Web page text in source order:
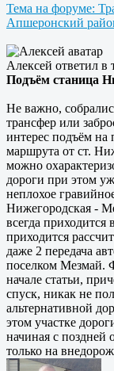
Тема на форуме:
Апшеронский
Алексей ответил в
Подъём станица
Не важно,
трансфер или
интерес подъём на
маршрута от ст.
можно
дороги при этом
неплохое
Нижегородская -
всегда
приходится
даже 2 передача
поселком Мезмай.
начале статьи,
спуск, никак не
альтернативной
этом участке
начиная с поздней
только на